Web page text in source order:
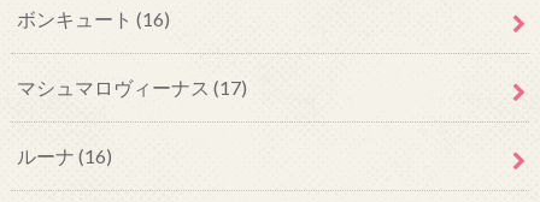
ボンキュート (16)
マシュマロヴィーナス (17)
ルーナ (16)